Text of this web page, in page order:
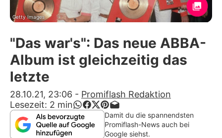
Promiflash Exklusiv
Alle Themen auf Promiflash
App runterladen
Team
Redaktionelle Richtlinien
Getty Images
"Das war's": Das neue ABBA-
Album ist gleichzeitig das
letzte
28.10.21, 23:06 - Promiflash Redaktion
Lesezeit: 2 min
Damit du die spannendsten
Promiflash-News auch bei
Google siehst.